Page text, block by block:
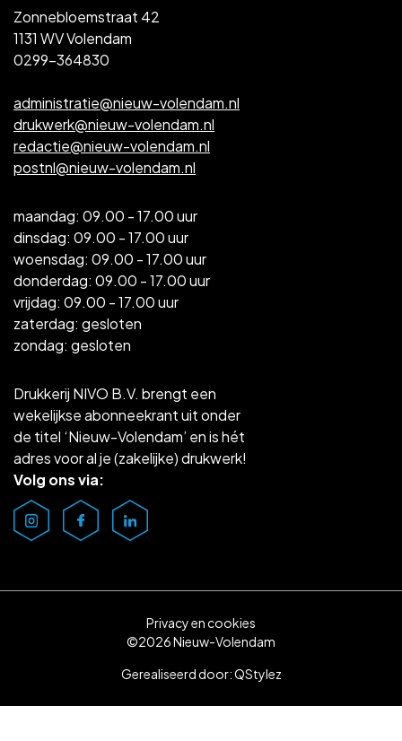
Drukkerij NIVO B.V. brengt een
wekelijkse abonneekrant uit onder
de titel ‘Nieuw-Volendam’ en is hét
adres voor al je (zakelijke) drukwerk!
Volg ons via:
Zonnebloemstraat 42
1131 WV Volendam
0299-364830
administratie@nieuw-volendam.nl
drukwerk@nieuw-volendam.nl
redactie@nieuw-volendam.nl
postnl@nieuw-volendam.nl
maandag: 09.00 - 17.00 uur
dinsdag: 09.00 - 17.00 uur
woensdag: 09.00 - 17.00 uur
donderdag: 09.00 - 17.00 uur
vrijdag: 09.00 - 17.00 uur
zaterdag: gesloten
zondag: gesloten
Privacy en cookies
©2026 Nieuw-Volendam
Gerealiseerd door:QStylez